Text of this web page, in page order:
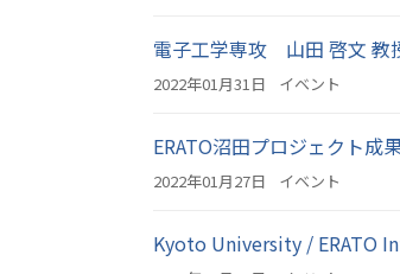
電子工学専攻 山田 啓文
2022年01月31日 イベント
ERATO沼田プロジェクト成
2022年01月27日 イベント
Kyoto University / ERATO